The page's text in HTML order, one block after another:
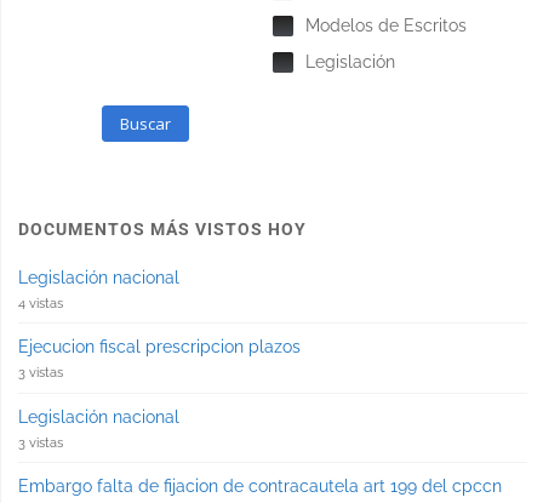
Modelos de Escritos
Legislación
Buscar
DOCUMENTOS MÁS VISTOS HOY
Legislación nacional
4 vistas
Ejecucion fiscal prescripcion plazos
3 vistas
Legislación nacional
3 vistas
Embargo falta de fijacion de contracautela art 199 del cpccn